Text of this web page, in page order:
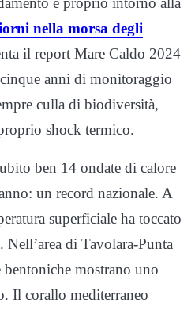
nella morsa degli
il report Mare Caldo 2024
anni di monitoraggio
culla di biodiversità,
shock termico.
ben 14 ondate di calore
un record nazionale. A
superficiale ha toccato
di Tavolara-Punta
mostrano uno
Il corallo mediterraneo